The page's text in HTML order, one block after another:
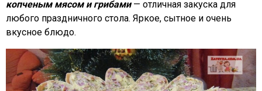
копченым мясом и грибами— отличная закуска для
любого праздничного стола. Яркое, сытное и очень
вкусное блюдо.